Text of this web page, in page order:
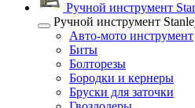
Ручной инструмент
Ручной инструмент
Авто-мото инструмент
Биты
Болторезы
Бородки и кернеры
Бруски для заточки